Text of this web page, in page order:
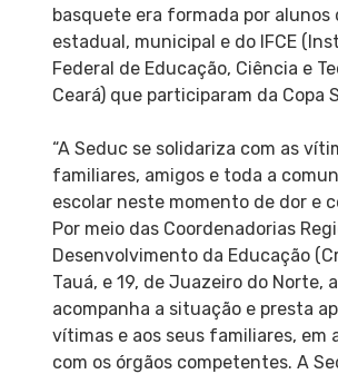
basquete era formada por alunos
estadual, municipal e do IFCE
Federal de Educação, Ciência e
Ceará) que participaram da Copa
“A Seduc se solidariza com as
familiares, amigos e toda a
escolar neste momento de dor e
Por meio das Coordenadorias
Desenvolvimento da Educação
Tauá, e 19, de Juazeiro do Norte,
acompanha a situação e presta
vítimas e aos seus familiares, em
com os órgãos competentes. A